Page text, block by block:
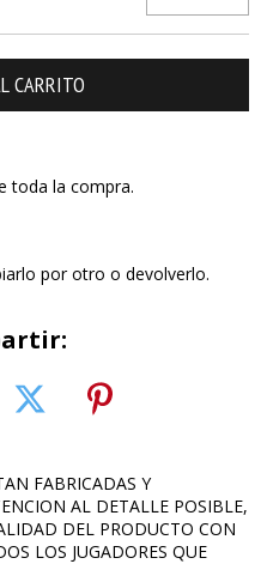
toda la compra.
por otro o devolverlo.
FABRICADAS Y
AL DETALLE POSIBLE,
DEL PRODUCTO CON
LOS JUGADORES QUE